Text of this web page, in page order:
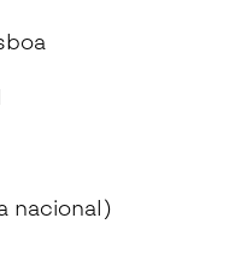
nacional)